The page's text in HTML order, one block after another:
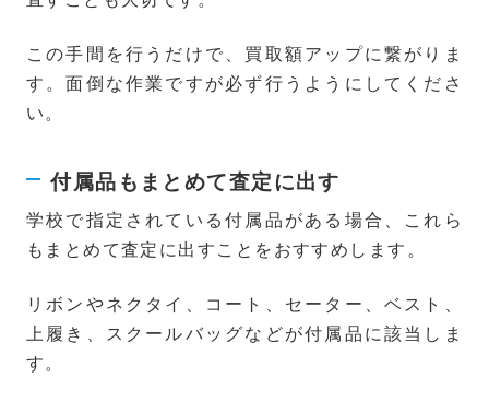
この手間を行うだけで、買取額アップに繋がりま
す。面倒な作業ですが必ず行うようにしてくださ
い。
付属品もまとめて査定に出す
学校で指定されている付属品がある場合、これら
もまとめて査定に出すことをおすすめします。
リボンやネクタイ、コート、セーター、ベスト、
上履き、スクールバッグなどが付属品に該当しま
す。